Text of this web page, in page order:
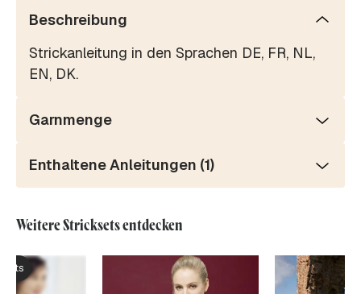
Beschreibung
Strickanleitung in den Sprachen DE, FR, NL,
EN, DK.
Garnmenge
Enthaltene Anleitungen (1)
Weitere Stricksets entdecken